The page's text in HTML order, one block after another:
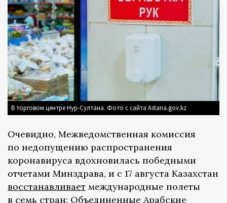
В торговом центре Нур-Султана. Фото с сайта Astana.gov.kz
Очевидно, Межведомственная комиссия
по недопущению распространения
коронавируса вдохновилась победными
отчетами Минздрава, и с 17 августа Казахстан
восстанавливает международные полеты
в семь стран: Объединенные Арабские